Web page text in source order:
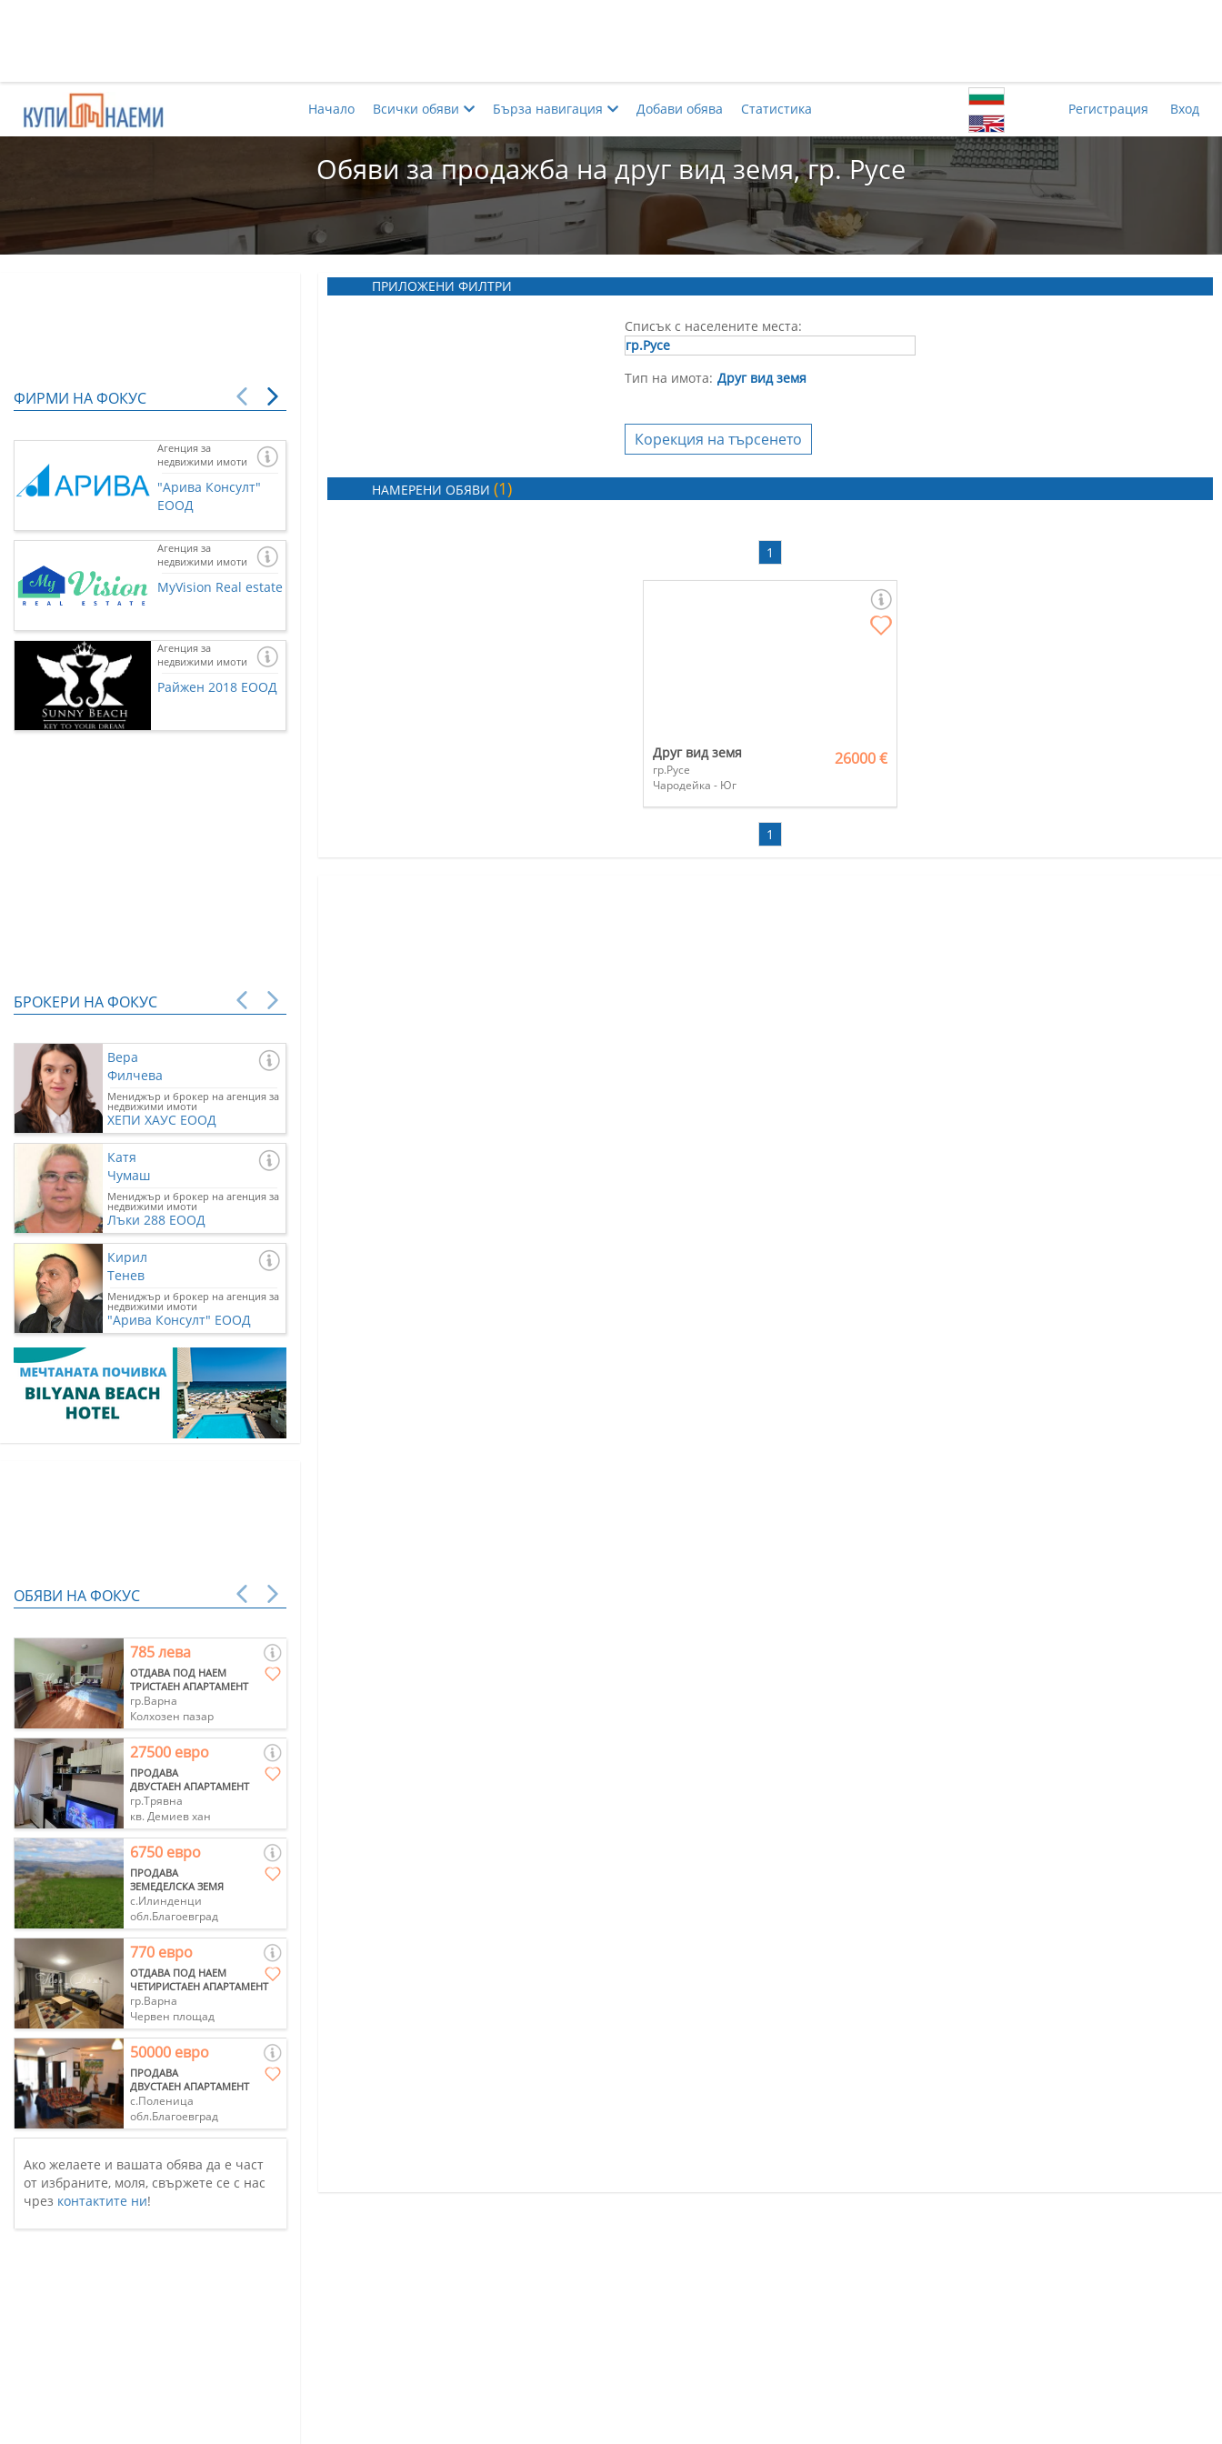
Регистрация Вход
Начало Всички обяви Бърза навигация Добави обява Статистика
Обяви за продажба на друг вид земя, гр. Русе
ФИРМИ НА ФОКУС
Агенция за
недвижими имоти
"Арива Консулт"
ЕООД
Агенция за
недвижими имоти
MyVision Real estate
Агенция за
недвижими имоти
Райжен 2018 ЕООД
ХЕПИ ХАУС ЕООД
БРОКЕРИ НА ФОКУС
Вера
Филчева
Мениджър и брокер на агенция за
недвижими имоти
ХЕПИ ХАУС ЕООД
Катя
Чумаш
Мениджър и брокер на агенция за
недвижими имоти
Лъки 288 ЕООД
Кирил
Тенев
Мениджър и брокер на агенция за
недвижими имоти
"Арива Консулт" ЕООД
ПРИЛОЖЕНИ ФИЛТРИ
Списък с населените места:
гр.Русе
Тип на имота: Друг вид земя
Корекция на търсенето
НАМЕРЕНИ ОБЯВИ (1)
1
Друг вид земя
гр.Русе
Чародейка - Юг
26000 €
1
ОБЯВИ НА ФОКУС
785 лева
ОТДАВА ПОД НАЕМ
ТРИСТАЕН АПАРТАМЕНТ
гр.Варна
Колхозен пазар
27500 евро
ПРОДАВА
ДВУСТАЕН АПАРТАМЕНТ
гр.Трявна
кв. Демиев хан
6750 евро
ПРОДАВА
ЗЕМЕДЕЛСКА ЗЕМЯ
с.Илинденци
обл.Благоевград
770 евро
ОТДАВА ПОД НАЕМ
ЧЕТИРИСТАЕН АПАРТАМЕНТ
гр.Варна
Червен площад
50000 евро
ПРОДАВА
ДВУСТАЕН АПАРТАМЕНТ
с.Поленица
обл.Благоевград
Ако желаете и вашата обява да е част
от избраните, моля, свържете се с нас
чрез контактите ни!